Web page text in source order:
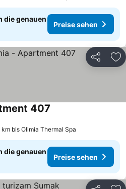
die genauen
Preise sehen
Teilen
407
km bis Olimia Thermal Spa
die genauen
Preise sehen